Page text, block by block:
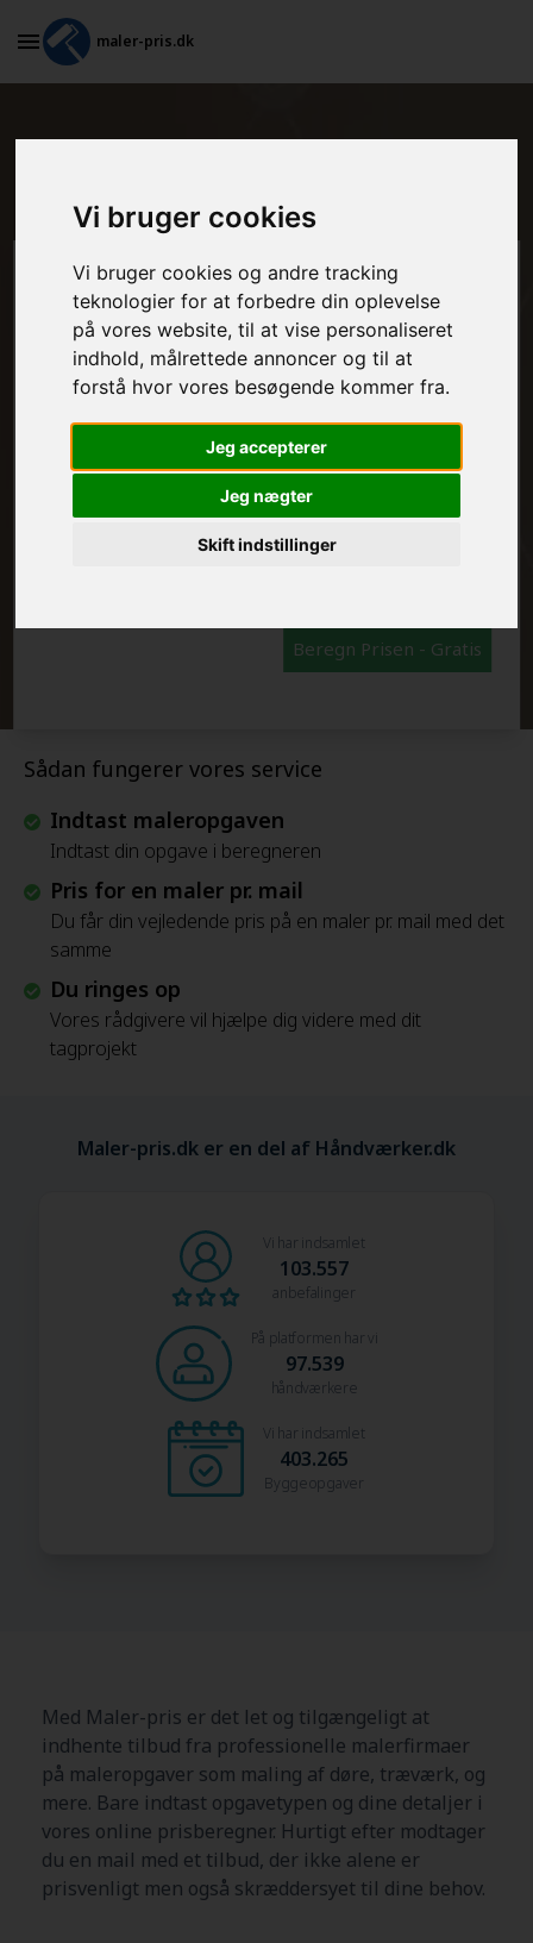
Vi bruger cookies
Vi bruger cookies og andre tracking
teknologier for at forbedre din oplevelse
på vores website, til at vise personaliseret
indhold, målrettede annoncer og til at
forstå hvor vores besøgende kommer fra.
Jeg accepterer
Jeg nægter
Skift indstillinger
maler-pris.dk
Billigt tilbud på maling af døre i
Kangaatsiaq
Sådan fungerer vores service
Indtast maleropgaven
Indtast din opgave i beregneren
Pris for en maler pr. mail
Du får din vejledende pris på en maler pr. mail med det
samme
Du ringes op
Vores rådgivere vil hjælpe dig videre med dit
tagprojekt
Beregn prisen her
MALEROPGAVER - INDVENDIGT:
MALEROPGAVER - UDVENDIGT:
FRAFLYTNINGSPAKKE:
Beregn Prisen - Gratis
Maler-pris.dk er en del af Håndværker.dk
Vi har indsamlet
103.557
anbefalinger
På platformen har vi
97.539
håndværkere
Vi har indsamlet
403.265
Byggeopgaver
Med Maler-pris er det let og tilgængeligt at
indhente tilbud fra professionelle malerfirmaer
på maleropgaver som maling af døre, træværk, og
mere. Bare indtast opgavetypen og dine detaljer i
vores online prisberegner. Hurtigt efter modtager
du en mail med et tilbud, der ikke alene er
prisvenligt men også skræddersyet til dine behov.